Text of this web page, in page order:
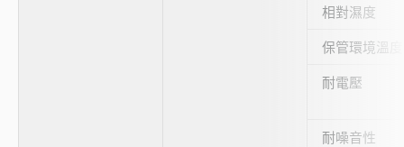
相對濕度
保管環境溫度
耐電壓
耐噪音性